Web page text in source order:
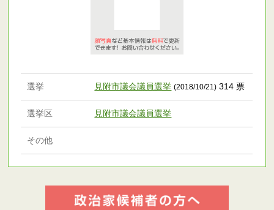
選挙 見附市議会議員選挙 (2018/10/21) 314 票
選挙区 見附市議会議員選挙
その他